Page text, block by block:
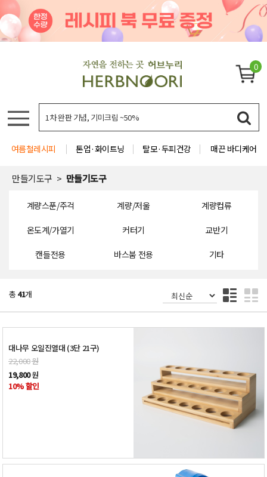
0
여름철레시피 톤업·화이트닝 탈모·두피건강 매끈 바디케어
만들기도구 만들기도구
계량스푼/주걱 계량/저울 계량컵류
온도계/가열기 커터기 교반기
캔들전용 바스붐 전용 기타
총 41개
대나무 오일진열대 (3단 21구)
22,000원
19,800원
10% 할인